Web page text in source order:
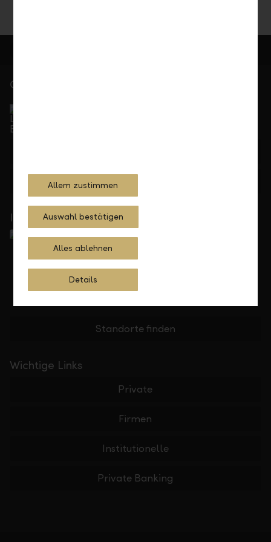
Gerne für Sie da
Feedback
In Ihrer Nähe
Standorte finden
Wichtige Links
Private
Firmen
Institutionelle
Private Banking
Allem zustimmen
Auswahl bestätigen
Alles ablehnen
Details